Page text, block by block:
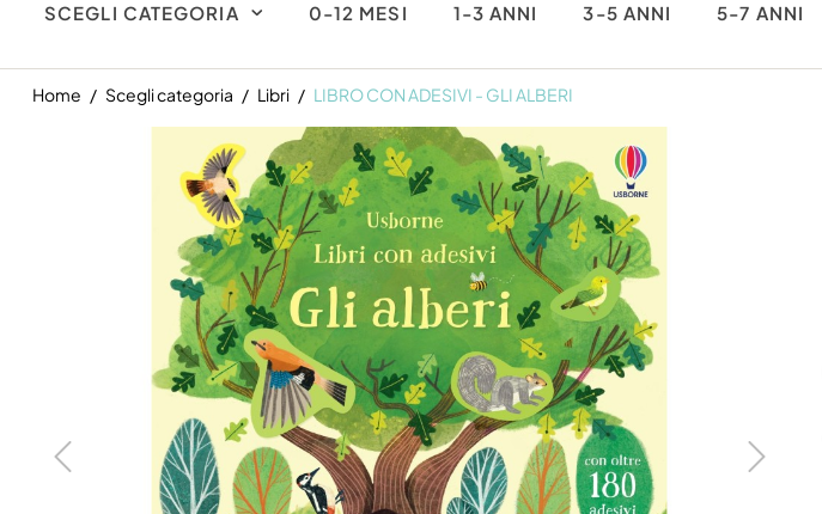
SCEGLI CATEGORIA 0-12 MESI 1-3 ANNI 3-5 ANNI 5-7 ANNI
Home Scegli categoria Libri LIBRO CON ADESIVI - GLI ALBERI